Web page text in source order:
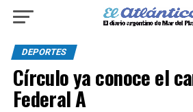
DEPORTES
Círculo ya conoce el
Federal A